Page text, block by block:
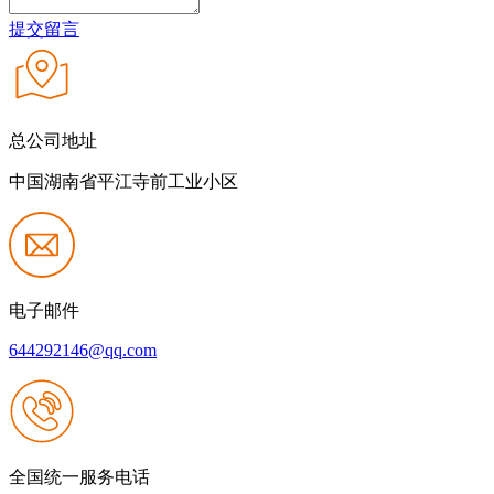
提交留言
总公司地址
中国湖南省平江寺前工业小区
电子邮件
644292146@qq.com
全国统一服务电话